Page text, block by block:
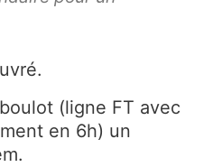
(ligne FT avec
en 6h) un